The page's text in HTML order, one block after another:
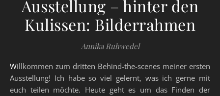
Ausstellung – hinter den
Kulissen: Bilderrahmen
Annika Ruhwedel
Willkommen zum dritten Behind-the-scenes meiner ersten
Ausstellung! Ich habe so viel gelernt, was ich gerne mit
euch teilen möchte. Heute geht es um das Finden der